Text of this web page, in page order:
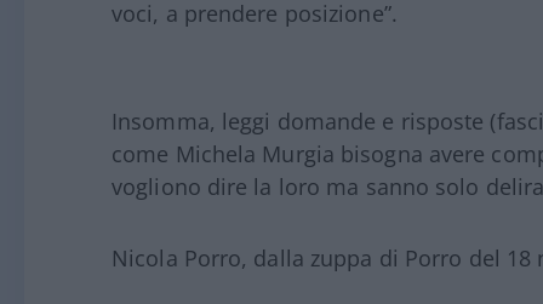
voci, a prendere posizione”.
Insomma, leggi domande e risposte
come Michela Murgia bisogna avere
vogliono dire la loro ma sanno solo
Nicola Porro, dalla zuppa di Porro del 18